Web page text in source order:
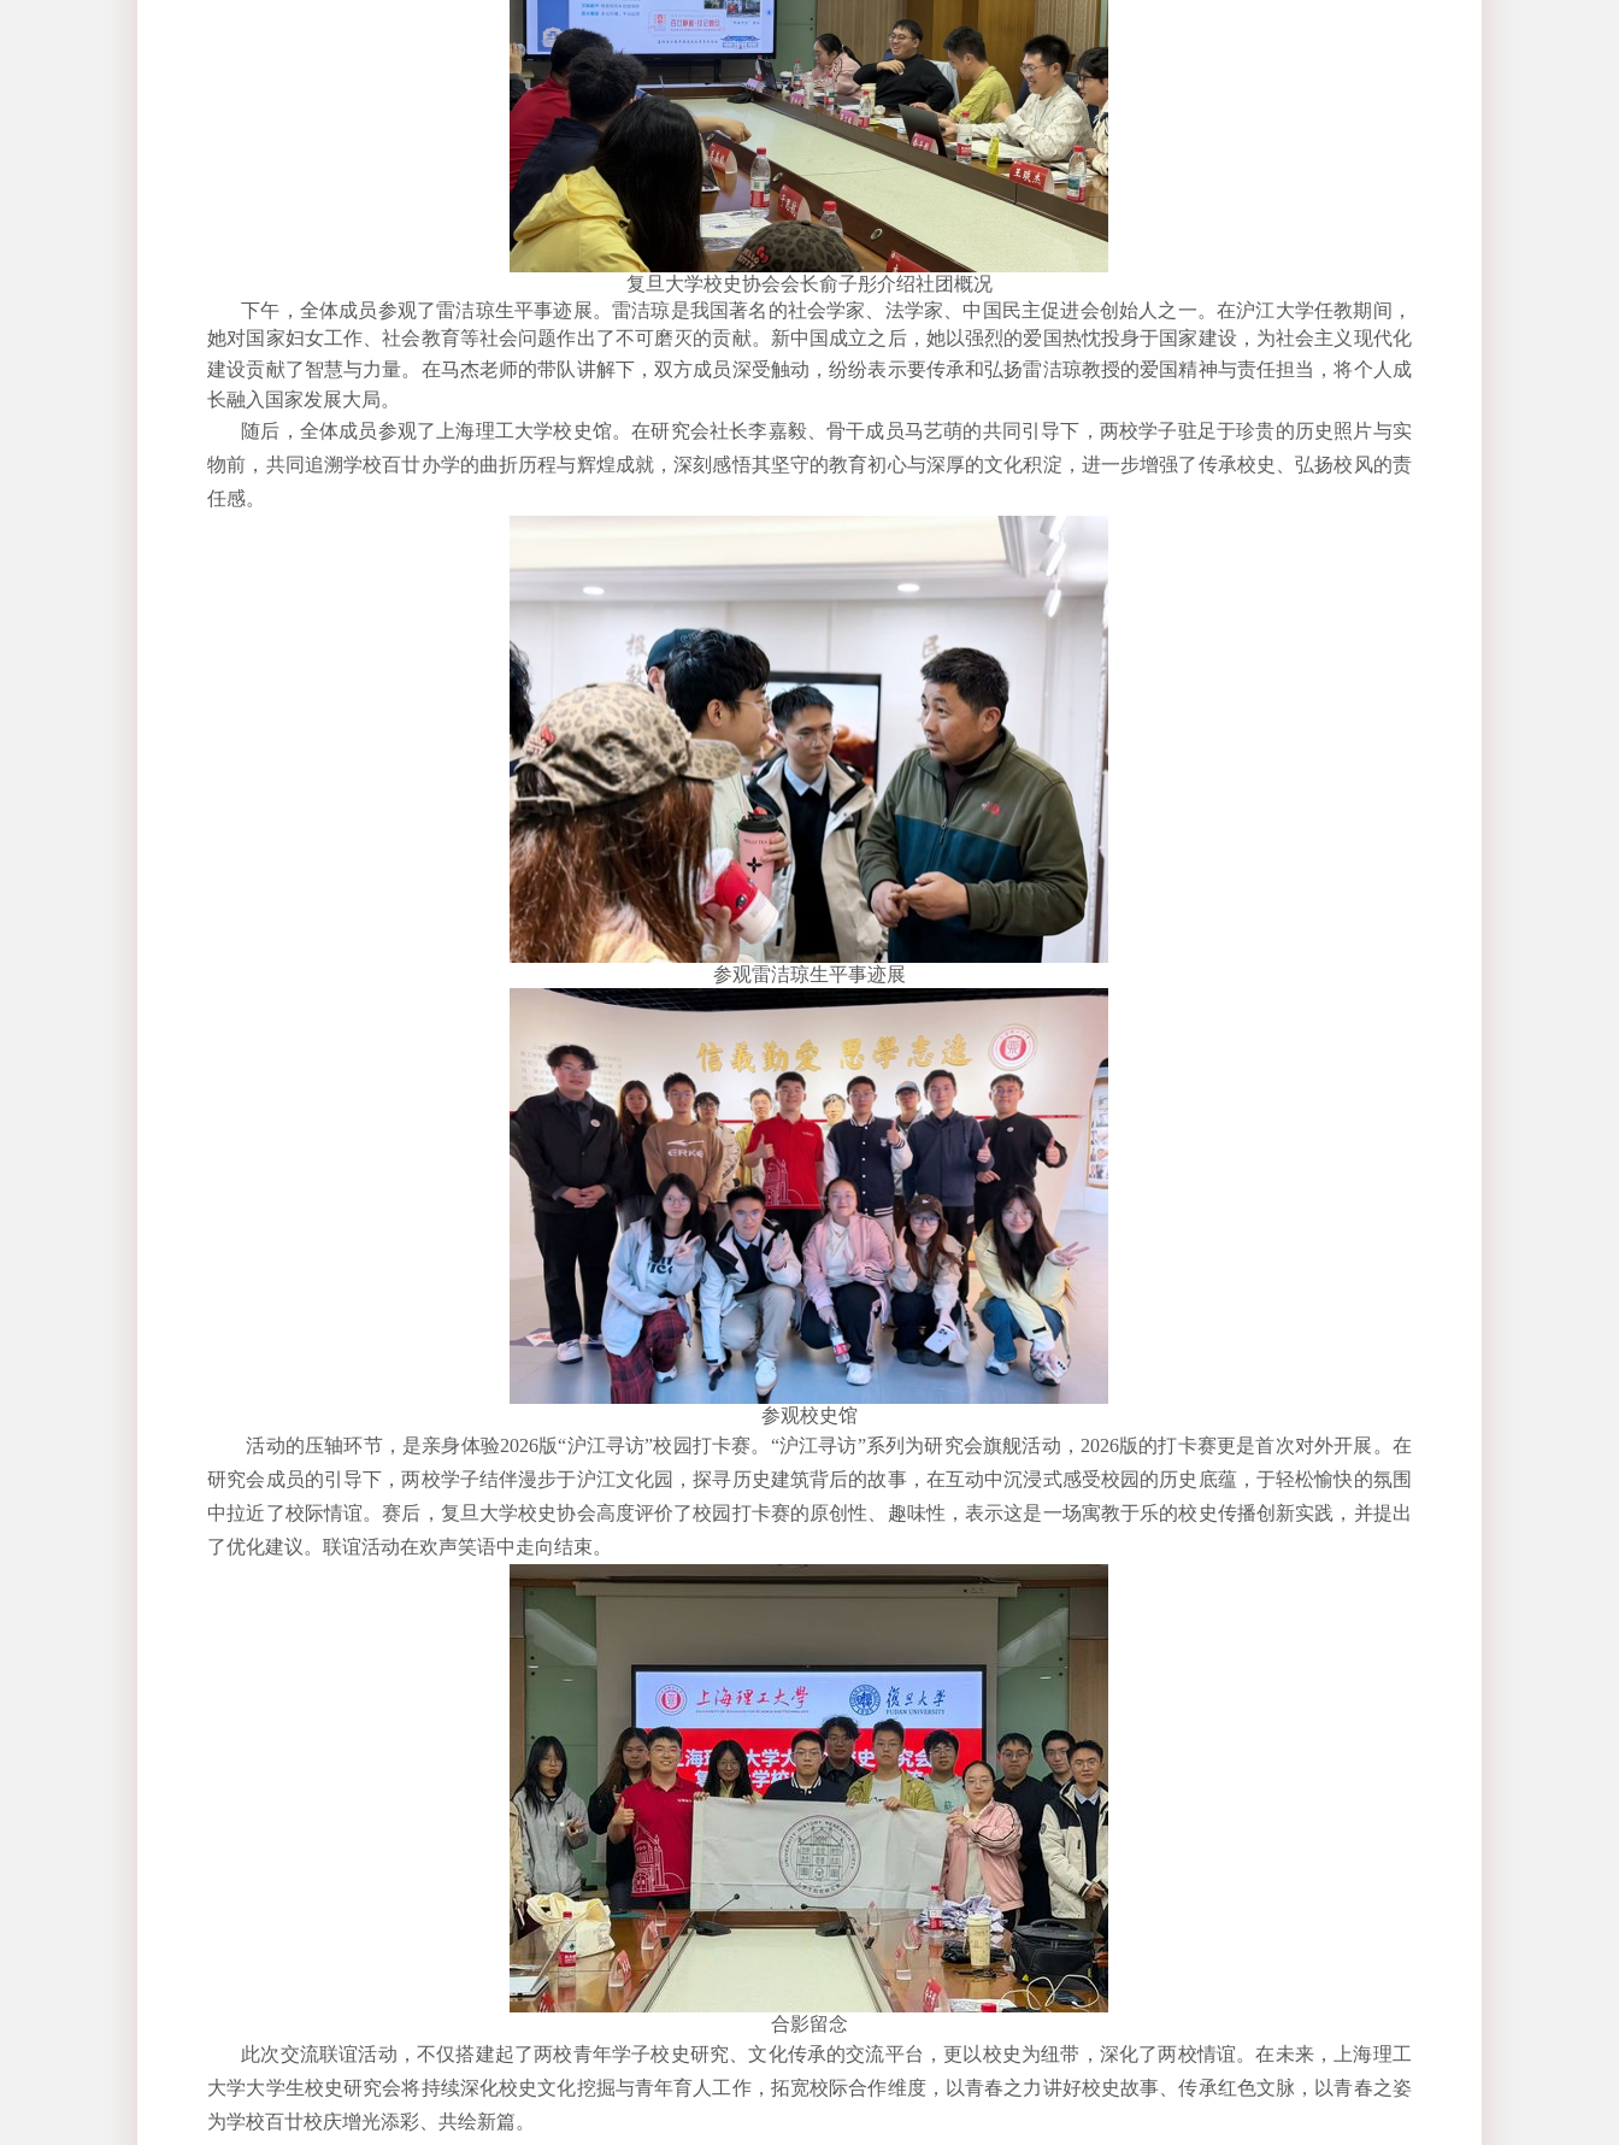
复旦大学校史协会会长俞子彤介绍社团概况
下午，全体成员参观了雷洁琼生平事迹展。雷洁琼是我国著名的社会学家、法学家、中国民主促进会创始人之一。在沪江大学任教期间，
她对国家妇女工作、社会教育等社会问题作出了不可磨灭的贡献。新中国成立之后，她以强烈的爱国热忱投身于国家建设，为社会主义现代化
建设贡献了智慧与力量。在马杰老师的带队讲解下，双方成员深受触动，纷纷表示要传承和弘扬雷洁琼教授的爱国精神与责任担当，将个人成
长融入国家发展大局。
随后，全体成员参观了上海理工大学校史馆。在研究会社长李嘉毅、骨干成员马艺萌的共同引导下，两校学子驻足于珍贵的历史照片与实
物前，共同追溯学校百廿办学的曲折历程与辉煌成就，深刻感悟其坚守的教育初心与深厚的文化积淀，进一步增强了传承校史、弘扬校风的责
任感。
参观雷洁琼生平事迹展
参观校史馆
活动的压轴环节，是亲身体验2026版“沪江寻访”校园打卡赛。“沪江寻访”系列为研究会旗舰活动， 2026版的打卡赛更是首次对外开展。 在
研究会成员的引导下，两校学子结伴漫步于沪江文化园，探寻历史建筑背后的故事，在互动中沉浸式感受校园的历史底蕴， 于轻松愉快的氛围
中拉近了校际情谊。赛后，复旦大学校史协会高度评价了校园打卡赛的原创性、趣味性，表示这是一场寓教于乐的校史传播创新实践 ，并提出
了优化建议。联谊活动在欢声笑语中走向结束。
合影留念
此次交流联谊活动，不仅搭建起了两校青年学子校史研究、文化传承的交流平台，更以校史为纽带，深化了两校情谊。在未来，上海理工
大学大学生校史研究会将持续深化校史文化挖掘与青年育人工作，拓宽校际合作维度，以青春之力讲好校史故事、传承红色文脉，以青春之姿
为学校百廿校庆增光添彩、共绘新篇。